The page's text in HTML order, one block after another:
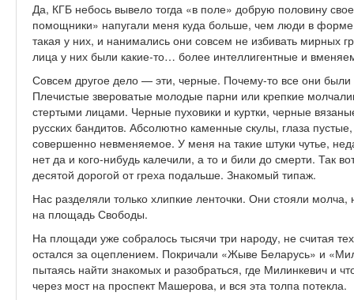
Да, КГБ небось вывело тогда «в поле» добрую половину
помощники» напугали меня куда больше, чем люди в
такая у них, и нанимались они совсем не избивать мирных
лица у них были какие-то… более интеллигентные и
Совсем другое дело — эти, черные. Почему-то все они
Плечистые звероватые молодые парни или крепкие
стертыми лицами. Черные пуховики и куртки, черные
русских бандитов. Абсолютно каменные скулы, глаза
совершенно невменяемое. У меня на такие штуки чутье,
нет да и кого-нибудь калечили, а то и били до смерти. Так
десятой дорогой от греха подальше. Знакомый типаж.
Нас разделяли только хлипкие ленточки. Они стояли
на площадь Свободы.
На площади уже собралось тысячи три народу, не считая
остался за оцеплением. Покричали «Жыве Беларусь» и
пытаясь найти знакомых и разобраться, где Милинкевич и
через мост на проспект Машерова, и вся эта толпа потекла.